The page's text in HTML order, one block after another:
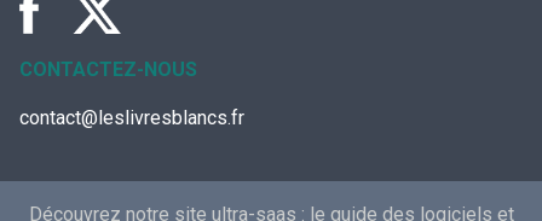
CONTACTEZ-NOUS
contact@leslivresblancs.fr
Découvrez notre site ultra-saas : le guide des logiciels et